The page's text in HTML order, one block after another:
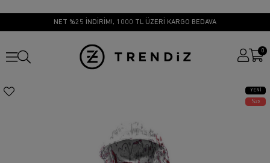
NET %25 İNDİRİM!, 1000 TL ÜZERİ KARGO BEDAVA
0
YENI
ÜRÜN
25